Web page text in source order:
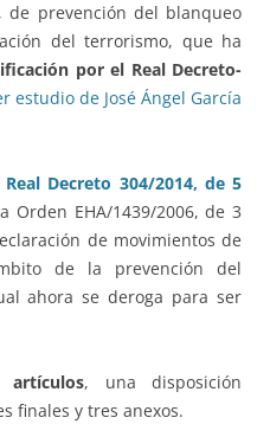
, de prevención del blanqueo
del terrorismo, que ha
por el Real Decreto-
estudio de José Ángel García
Real Decreto 304/2014, de 5
Orden EHA/1439/2006, de 3
de movimientos de
de la prevención del
ahora se deroga para ser
artículos, una disposición
finales y tres anexos.